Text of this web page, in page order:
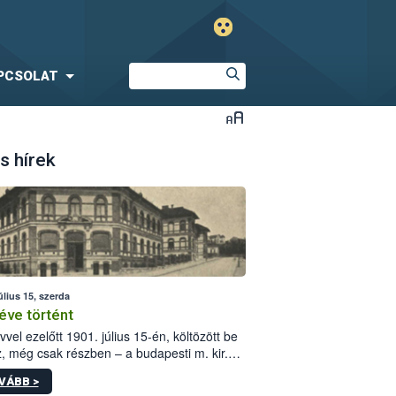
hírek
15, szerda
történt
ezelőtt 1901. július 15-én, költözött be
még csak részben – a budapesti m. kir.
állomás a Kis Rókus utca
alatti, Czigler Győző által tervezett új
>